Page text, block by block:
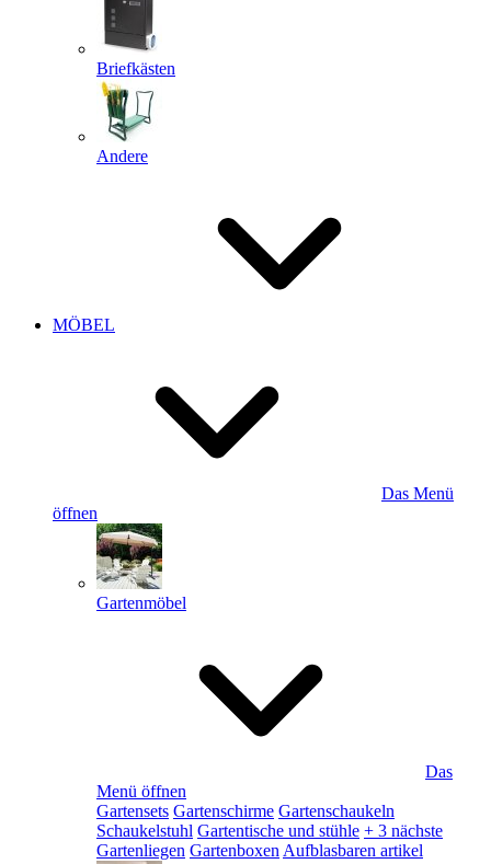
Briefkästen
Andere
MÖBEL
Das Menü
öffnen
Gartenmöbel
Das
Menü öffnen
Gartensets Gartenschirme Gartenschaukeln
Schaukelstuhl Gartentische und stühle + 3 nächste
Gartenliegen Gartenboxen Aufblasbaren artikel